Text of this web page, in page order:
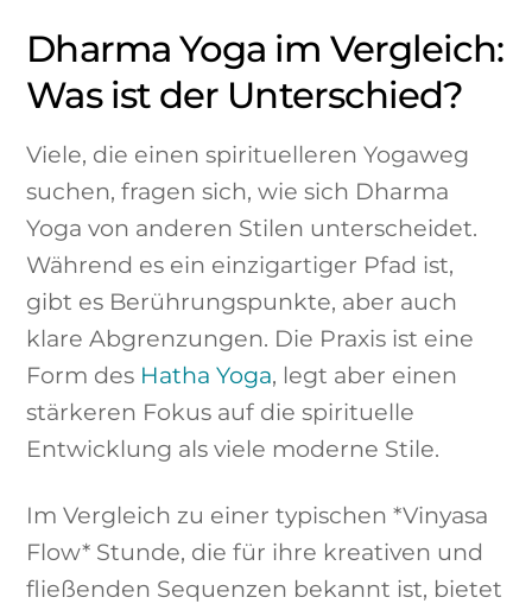
Dharma Yoga im Vergleich:
Was ist der Unterschied?
Viele, die einen spirituelleren Yogaweg
suchen, fragen sich, wie sich Dharma
Yoga von anderen Stilen unterscheidet.
Während es ein einzigartiger Pfad ist,
gibt es Berührungspunkte, aber auch
klare Abgrenzungen. Die Praxis ist eine
Form des Hatha Yoga, legt aber einen
stärkeren Fokus auf die spirituelle
Entwicklung als viele moderne Stile.
Im Vergleich zu einer typischen *Vinyasa
Flow* Stunde, die für ihre kreativen und
fließenden Sequenzen bekannt ist, bietet